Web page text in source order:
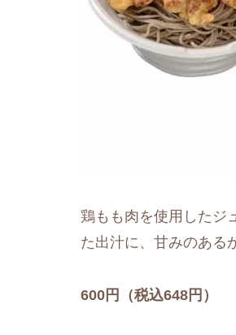
鶏もも肉を使用したジ
た出汁に、甘みのある
600円（税込648円）